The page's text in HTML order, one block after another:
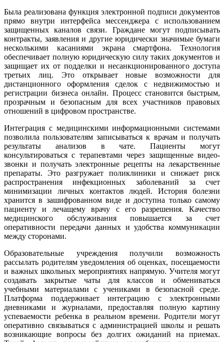
Была реализована функция электронной подписи документов
прямо внутри интерфейса мессенджера с использованием
защищенных каналов связи. Граждане могут подписывать
контракты, заявления и другие юридически значимые бумаги
несколькими касаниями экрана смартфона. Технология
обеспечивает полную юридическую силу таких документов и
защищает их от подделки и несанкционированного доступа
третьих лиц. Это открывает новые возможности для
дистанционного оформления сделок с недвижимостью и
регистрации бизнеса онлайн. Процесс становится быстрым,
прозрачным и безопасным для всех участников правовых
отношений в цифровом пространстве.
Интеграция с медицинскими информационными системами
позволила пользователям записываться к врачам и получать
результаты анализов в чате. Пациенты могут
консультироваться с терапевтами через защищенные видео-
звонки и получать электронные рецепты на лекарственные
препараты. Это разгружает поликлиники и снижает риск
распространения инфекционных заболеваний за счет
минимизации личных контактов людей. История болезни
хранится в зашифрованном виде и доступна только самому
пациенту и лечащему врачу с его разрешения. Качество
медицинского обслуживания повышается за счет
оперативности передачи данных и удобства коммуникации
между сторонами.
Образовательные учреждения получили возможность
рассылать родителям уведомления об оценках, посещаемости
и важных школьных мероприятиях напрямую. Учителя могут
создавать закрытые чаты для классов и обмениваться
учебными материалами с учениками в безопасной среде.
Платформа поддерживает интеграцию с электронными
дневниками и журналами, предоставляя полную картину
успеваемости ребенка в реальном времени. Родители могут
оперативно связываться с администрацией школы и решать
возникающие вопросы без долгих ожиданий на приемах.